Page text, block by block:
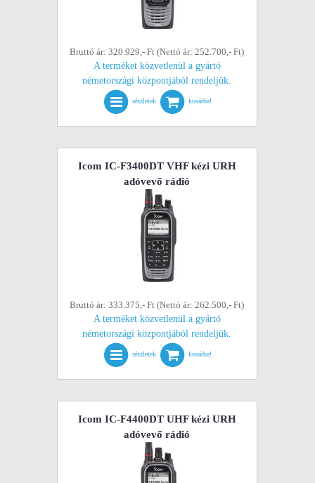
Bruttó ár: 320.929,- Ft (Nettó ár: 252.700,- Ft)
A terméket közvetlenül a gyártó
németországi központjából rendeljük.
részletek kosárba!
Icom IC-F3400DT VHF kézi URH
adóvevő rádió
Bruttó ár: 333.375,- Ft (Nettó ár: 262.500,- Ft)
A terméket közvetlenül a gyártó
németországi központjából rendeljük.
részletek kosárba!
Icom IC-F4400DT UHF kézi URH
adóvevő rádió